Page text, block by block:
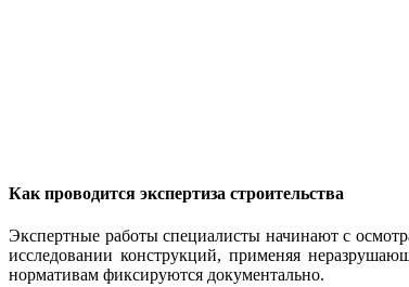
Как проводится экспертиза строительства
Экспертные работы специалисты начинают с
исследовании конструкций, применяя
нормативам фиксируются документально.